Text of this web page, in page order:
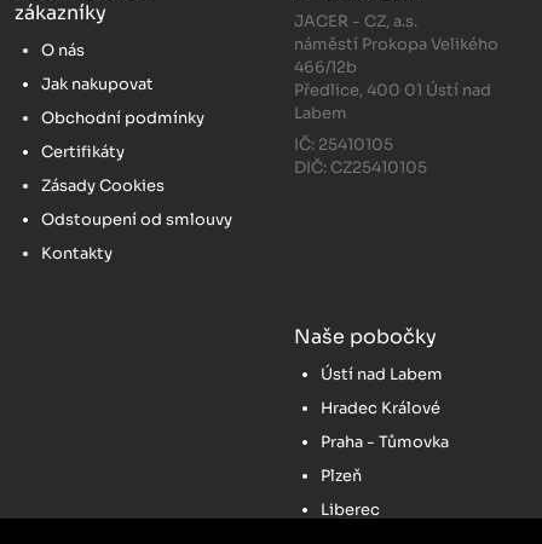
zákazníky
O nás
Jak nakupovat
Obchodní podmínky
Certifikáty
Zásady Cookies
Odstoupení od smlouvy
Kontakty
JACER - CZ, a.s.
náměstí Prokopa Velikého
466/12b
Předlice, 400 01 Ústí nad
Labem
IČ: 25410105
DIČ: CZ25410105
Naše pobočky
Ústí nad Labem
Hradec Králové
Praha - Tůmovka
Plzeň
Liberec